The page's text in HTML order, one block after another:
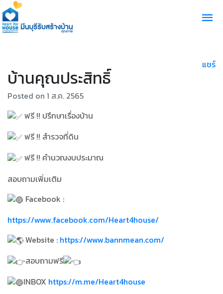
บ้านคุณประสิทธิ์
แชร์
Posted on 1 ส.ค. 2565
ฟรี !! ปรึกษาเรื่องบ้าน
ฟรี !! สำรวจที่ดิน
ฟรี !! คำนวณงบประมาณ
สอบถามเพิ่มเติม
Facebook :
https://www.facebook.com/Heart4house/
Website : https://www.bannmean.com/
สอบถามฟรี
INBOX https://m.me/Heart4house